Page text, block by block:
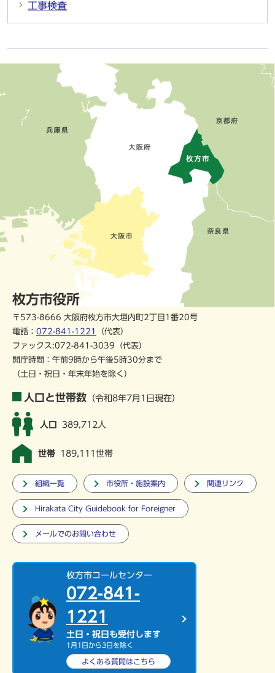
工事検査
枚方市役所
〒573-8666 大阪府枚方市大垣内町2丁目1番20号
電話： 072-841-1221
（代表）
ファックス:072-841-3039（代表）
開庁時間：午前9時から午後5時30分まで
（土日・祝日・年末年始を除く）
人口と世帯数 （令和8年7月1日現在）
人口 389,712人
世帯 189,111世帯
組織一覧 市役所・施設案内 関連リンク
Hirakata City Guidebook for Foreigner
メールでのお問い合わせ
枚方市コールセンター
072-841-
1221
土日・祝日も受付します
1月1日から3日を除く
よくある質問はこちら